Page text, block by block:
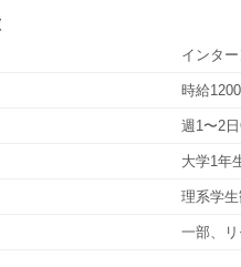
インタ
時給
週1〜2
大学1年
理系学生
一部、